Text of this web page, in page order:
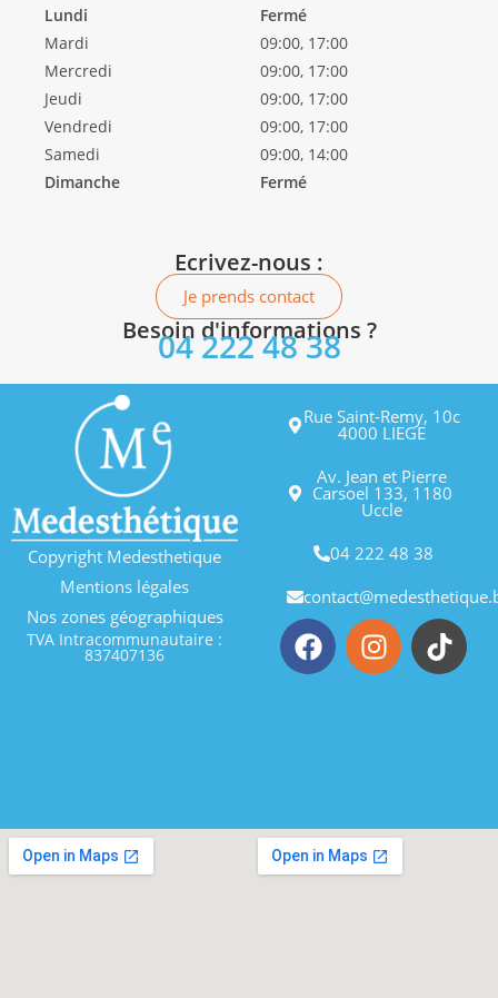
Lundi
Mardi
Mercredi
Jeudi
Vendredi
Samedi
Dimanche
Fermé
09:00, 17:00
09:00, 17:00
09:00, 17:00
09:00, 17:00
09:00, 14:00
Fermé
Ecrivez-nous :
Je prends contact
Besoin d'informations ?
04 222 48 38
Copyright Medesthetique
Mentions légales
Nos zones géographiques
TVA Intracommunautaire :
837407136
Rue Saint-Remy, 10c
4000 LIEGE
Av. Jean et Pierre
Carsoel 133, 1180
Uccle
04 222 48 38